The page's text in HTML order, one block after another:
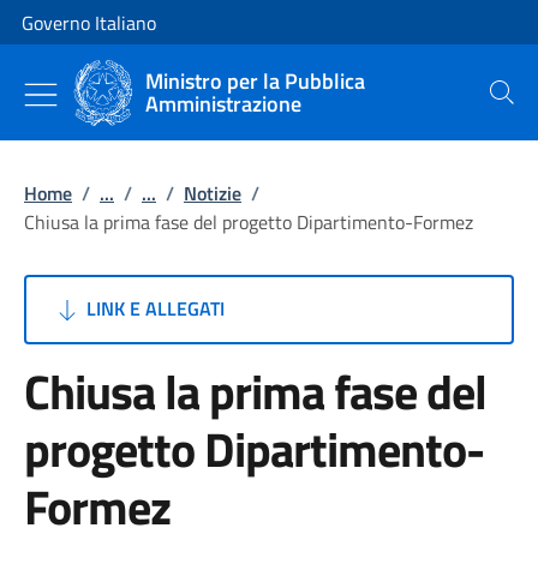
Vai al contenuto
Vai alla navigazione del sito
Governo Italiano
Ministro per la Pubblica
Amministrazione Cerca
Home / ... / ... / Notizie /
Chiusa la prima fase del progetto Dipartimento-Formez
LINK E ALLEGATI
Chiusa la prima fase del
progetto Dipartimento-
Formez